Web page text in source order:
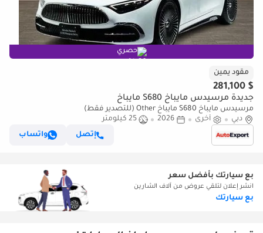
حصري
مقود يمين
$ 281,100
جديدة مرسيدس مايباخ S680 مايباخ
مرسيدس مايباخ S680 مايباخ Other (للتصدير فقط)
دبي
أخرى 2026
25 كيلومتر
إتصل
واتساب
بع سيارتك بأفضل سعر
انشر إعلان لتلقي عروض من آلاف الشارين
بع سيارتك